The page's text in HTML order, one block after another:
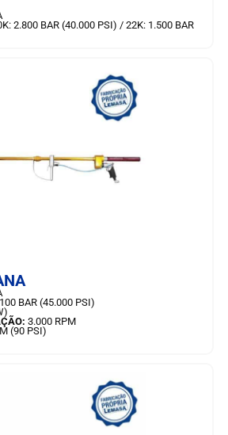
2.800 BAR (40.000 PSI) / 22K: 1.500 BAR
BAR (45.000 PSI)
3.000 RPM
(90 PSI)